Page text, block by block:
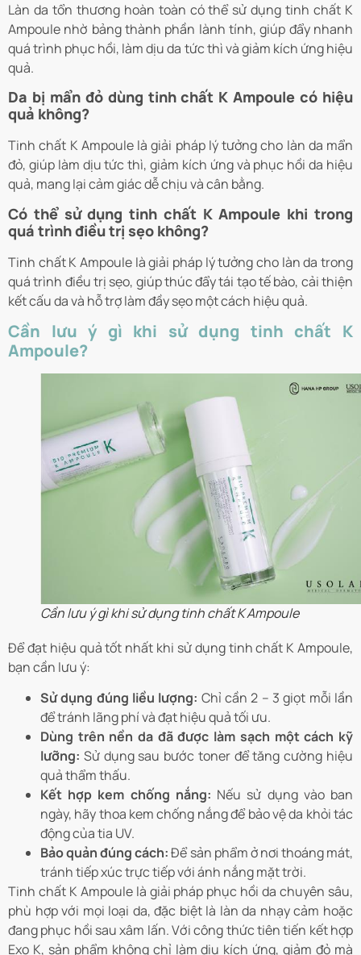
Làn da tổn thương hoàn toàn có thể sử dụng tinh chất K
Ampoule nhờ bảng thành phần lành tính, giúp đẩy nhanh
quá trình phục hồi, làm dịu da tức thì và giảm kích ứng hiệu
quả.
Da bị mẩn đỏ dùng tinh chất K Ampoule có hiệu
quả không?
Tinh chất K Ampoule là giải pháp lý tưởng cho làn da mẩn
đỏ, giúp làm dịu tức thì, giảm kích ứng và phục hồi da hiệu
quả, mang lại cảm giác dễ chịu và cân bằng.
Có thể sử dụng tinh chất K Ampoule khi trong
quá trình điều trị sẹo không?
Tinh chất K Ampoule là giải pháp lý tưởng cho làn da trong
quá trình điều trị sẹo, giúp thúc đẩy tái tạo tế bào, cải thiện
kết cấu da và hỗ trợ làm đầy sẹo một cách hiệu quả.
Cần lưu ý gì khi sử dụng tinh chất K
Ampoule?
Cần lưu ý gì khi sử dụng tinh chất K Ampoule
Để đạt hiệu quả tốt nhất khi sử dụng tinh chất K Ampoule,
bạn cần lưu ý:
Sử dụng đúng liều lượng: Chỉ cần 2 – 3 giọt mỗi lần
để tránh lãng phí và đạt hiệu quả tối ưu.
Dùng trên nền da đã được làm sạch một cách kỹ
lưỡng: Sử dụng sau bước toner để tăng cường hiệu
quả thẩm thấu.
Kết hợp kem chống nắng: Nếu sử dụng vào ban
ngày, hãy thoa kem chống nắng để bảo vệ da khỏi tác
động của tia UV.
Bảo quản đúng cách:Để sản phẩm ở nơi thoáng mát,
tránh tiếp xúc trực tiếp với ánh nắng mặt trời.
Tinh chất K Ampoule là giải pháp phục hồi da chuyên sâu,
phù hợp với mọi loại da, đặc biệt là làn da nhạy cảm hoặc
đang phục hồi sau xâm lấn. Với công thức tiên tiến kết hợp
Exo K, sản phẩm không chỉ làm dịu kích ứng, giảm đỏ mà